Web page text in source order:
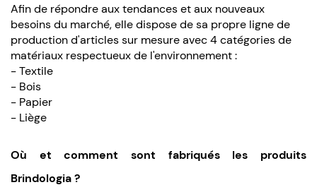
Afin de répondre aux tendances et aux nouveaux
besoins du marché, elle dispose de sa propre ligne de
production d'articles sur mesure avec 4 catégories de
matériaux respectueux de l'environnement :
- Textile
- Bois
- Papier
- Liège
Où et comment sont fabriqués les produits
Brindologia ?